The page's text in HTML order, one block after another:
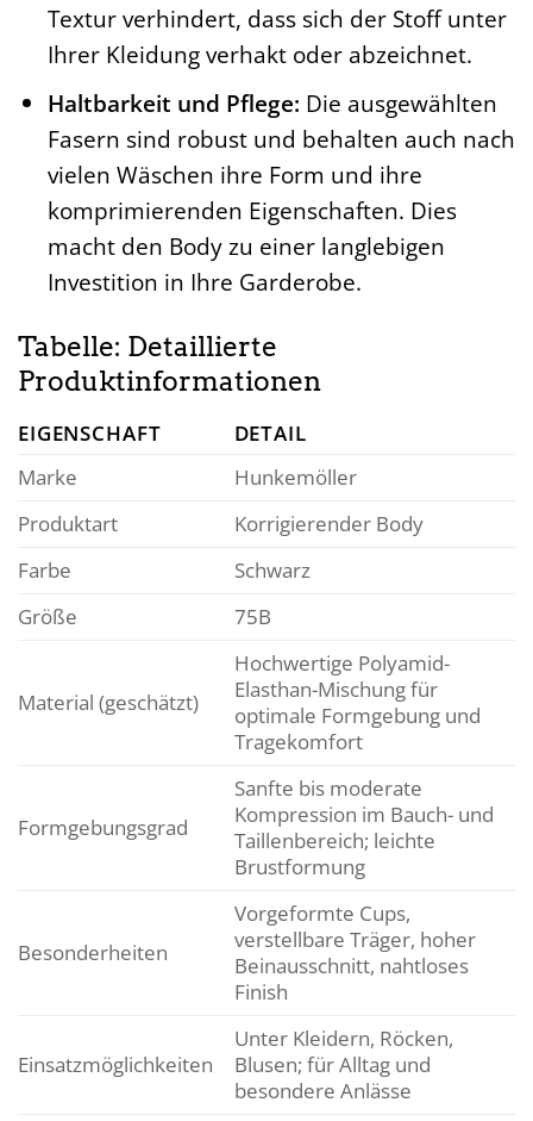
Textur verhindert, dass sich der Stoff unter
Ihrer Kleidung verhakt oder abzeichnet.
Haltbarkeit und Pflege: Die ausgewählten
Fasern sind robust und behalten auch nach
vielen Wäschen ihre Form und ihre
komprimierenden Eigenschaften. Dies
macht den Body zu einer langlebigen
Investition in Ihre Garderobe.
Tabelle: Detaillierte
Produktinformationen
EIGENSCHAFT
DETAIL
Marke
Hunkemöller
Produktart
Korrigierender Body
Farbe
Schwarz
Größe
75B
Material (geschätzt)
Hochwertige Polyamid-
Elasthan-Mischung für
optimale Formgebung und
Tragekomfort
Formgebungsgrad
Sanfte bis moderate
Kompression im Bauch- und
Taillenbereich; leichte
Brustformung
Besonderheiten
Vorgeformte Cups,
verstellbare Träger, hoher
Beinausschnitt, nahtloses
Finish
Einsatzmöglichkeiten
Unter Kleidern, Röcken,
Blusen; für Alltag und
besondere Anlässe